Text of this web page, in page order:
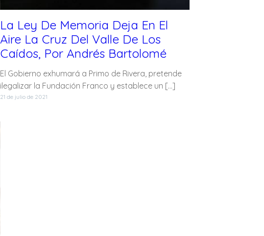
La Ley De Memoria Deja En El
Aire La Cruz Del Valle De Los
Caídos, Por Andrés Bartolomé
El Gobierno exhumará a Primo de Rivera, pretende
ilegalizar la Fundación Franco y establece un […]
21 de julio de 2021